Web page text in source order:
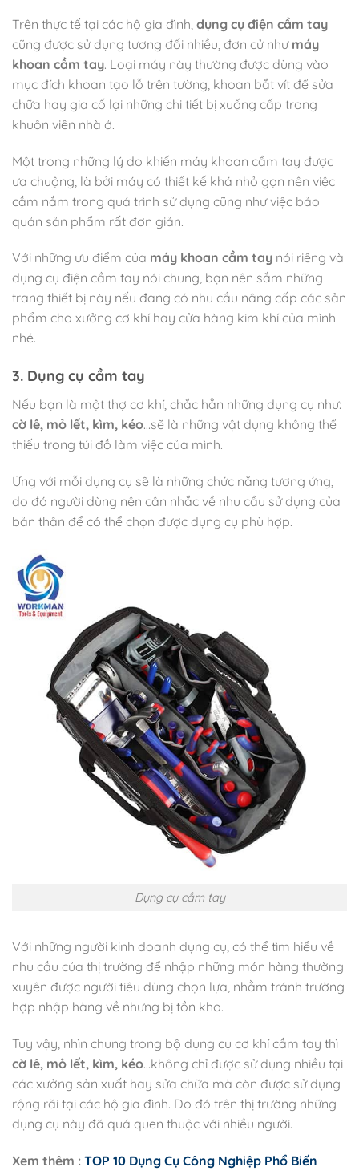
Trên thực tế tại các hộ gia đình, dụng cụ điện cầm tay
cũng được sử dụng tương đối nhiều, đơn cử như máy
khoan cầm tay. Loại máy này thường được dùng vào
mục đích khoan tạo lỗ trên tường, khoan bắt vít để sửa
chữa hay gia cố lại những chi tiết bị xuống cấp trong
khuôn viên nhà ở.
Một trong những lý do khiến máy khoan cầm tay được
ưa chuộng, là bởi máy có thiết kế khá nhỏ gọn nên việc
cầm nắm trong quá trình sử dụng cũng như việc bảo
quản sản phẩm rất đơn giản.
Với những ưu điểm của máy khoan cầm tay nói riêng và
dụng cụ điện cầm tay nói chung, bạn nên sắm những
trang thiết bị này nếu đang có nhu cầu nâng cấp các sản
phẩm cho xưởng cơ khí hay cửa hàng kim khí của mình
nhé.
3. Dụng cụ cầm tay
Nếu bạn là một thợ cơ khí, chắc hẳn những dụng cụ như:
cờ lê, mỏ lết, kìm, kéo…sẽ là những vật dụng không thể
thiếu trong túi đồ làm việc của mình.
Ứng với mỗi dụng cụ sẽ là những chức năng tương ứng,
do đó người dùng nên cân nhắc về nhu cầu sử dụng của
bản thân để có thể chọn được dụng cụ phù hợp.
Dụng cụ cầm tay
Với những người kinh doanh dụng cụ, có thể tìm hiểu về
nhu cầu của thị trường để nhập những món hàng thường
xuyên được người tiêu dùng chọn lựa, nhằm tránh trường
hợp nhập hàng về nhưng bị tồn kho.
Tuy vậy, nhìn chung trong bộ dụng cụ cơ khí cầm tay thì
cờ lê, mỏ lết, kìm, kéo…không chỉ được sử dụng nhiều tại
các xưởng sản xuất hay sửa chữa mà còn được sử dụng
rộng rãi tại các hộ gia đình. Do đó trên thị trường những
dụng cụ này đã quá quen thuộc với nhiều người.
Xem thêm : TOP 10 Dụng Cụ Công Nghiệp Phổ Biến